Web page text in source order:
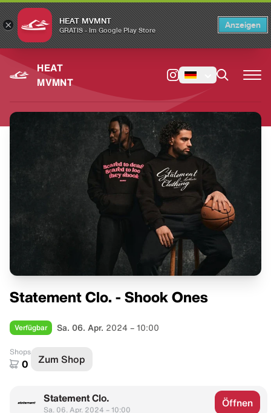
× HEAT MVMNT
GRATIS - Im Google Play Store
Anzeigen
HEAT
MVMNT
Statement Clo. - Shook Ones
Verfügbar Sa. 06. Apr. 2024 – 10:00
Shops
0 Zum Shop
Statement Clo.
Sa. 06. Apr. 2024 – 10:00
Öffnen
Switch to the English version? Switch ×